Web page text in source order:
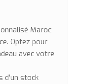
Maroc
Optez pour
avec votre
d’un stock